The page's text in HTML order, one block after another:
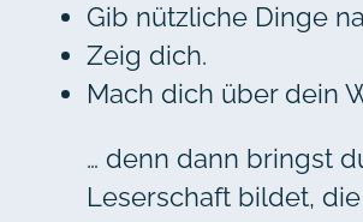
Gib nützliche Dinge
Zeig dich.
Mach dich über dein
… denn dann bringst
Leserschaft bildet,